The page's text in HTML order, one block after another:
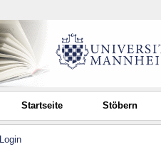
Startseite Stöbern
Login